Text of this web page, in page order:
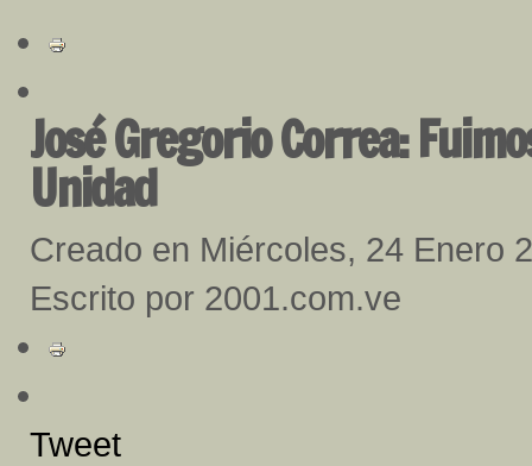
José Gregorio Correa:
Unidad
Creado en Miércoles, 24 Enero
Escrito por 2001.com.ve
Tweet